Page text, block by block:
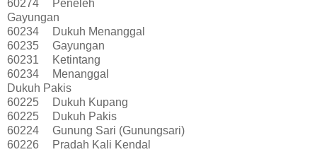
60274
Peneleh
Gayungan
60234
Dukuh Menanggal
60235
Gayungan
60231
Ketintang
60234
Menanggal
Dukuh Pakis
60225
Dukuh Kupang
60225
Dukuh Pakis
60224
Gunung Sari (Gunungsari)
60226
Pradah Kali Kendal